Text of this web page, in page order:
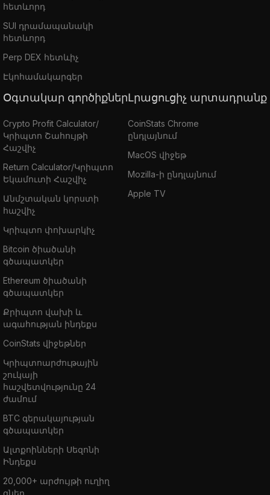
հետևորդ
SUI դրամապանակի
հետևորդ
Perp DEX հետևիչ
Էկոհամակարգեր
Օգտակար գործիքներ
Crypto Profit Calculator/
Կրիպտո Շահույթի
Հաշվիչ
Return Calculator/Կրիպտո
Եկամուտի Հաշվիչ
Անմշտական կորստի
հաշվիչ
Կրիպտո փոխարկիչ
Bitcoin ծիածանի
գծապատկեր
Ethereum ծիածանի
գծապատկեր
Քրիպտո վախի և
ագահության ինդեքս
CoinStats վիջեթներ
Կրիպտոարժութային
շուկայի
հաշվետվությունը 24
ժամում
BTC գերակայության
գծապատկեր
Ալտքոինների Սեզոնի
Ինդեքս
20,000+ արժույթի ուղիղ
գներ
Լրացուցիչ արտադրանք
CoinStats Chrome
ընդլայնում
MacOS վիջեթ
Mozilla-ի ընդլայնում
Apple TV